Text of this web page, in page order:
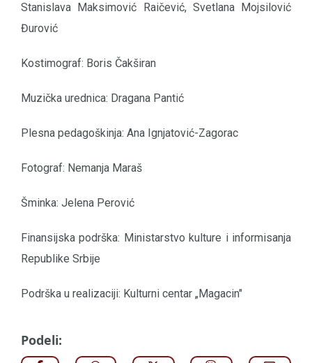
Stanislava Maksimović Raičević, Svetlana Mojsilović
Đurović
Kostimograf: Boris Čakširan
Muzička urednica: Dragana Pantić
Plesna pedagoškinja: Ana Ignjatović-Zagorac
Fotograf: Nemanja Maraš
Šminka: Jelena Perović
Finansijska podrška: Ministarstvo kulture i informisanja
Republike Srbije
Podrška u realizaciji: Kulturni centar „Magacin"
Podeli: